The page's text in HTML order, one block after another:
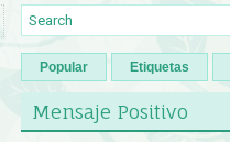
Popular Etiquetas
Mensaje Positivo